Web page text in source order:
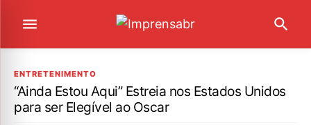
ENTRETENIMENTO
“Ainda Estou Aqui” Estreia nos Estados Unidos
para ser Elegível ao Oscar